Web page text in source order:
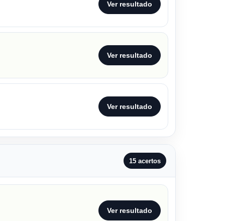
Ver resultado
Ver resultado
Ver resultado
15 acertos
Ver resultado